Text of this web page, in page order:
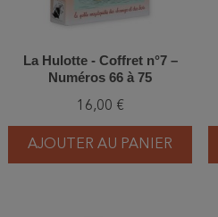
La Hulotte - Coffret n°7 –
Numéros 66 à 75
16,00 €
AJOUTER AU PANIER